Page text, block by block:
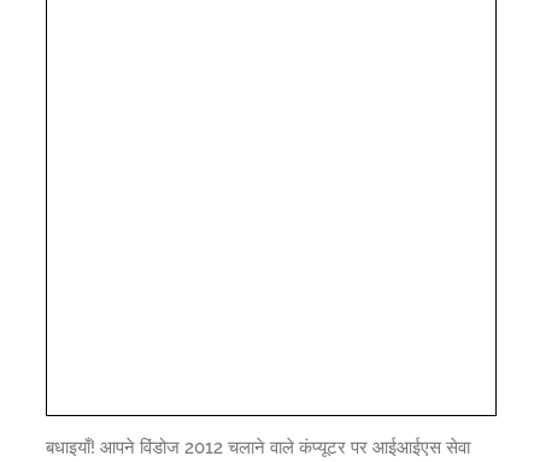
बधाइयाँ! आपने विंडोज 2012 चलाने वाले कंप्यूटर पर आईआईएस सेवा